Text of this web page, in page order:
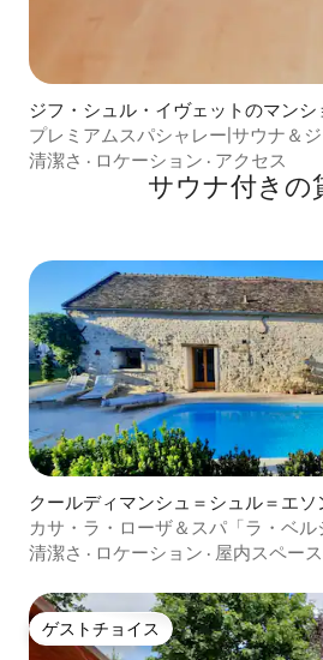
ジフ・シュル・イヴェットのマンシ
プレミアムスパシャレー|サウナ＆
清潔さ · ロケーション · アクセス
サウナ付きの
クールディマンシュ＝シュル＝エソ
家
カサ・ラ・ローザ＆スパ「ラ・ベル
清潔さ · ロケーション · 屋内スペース
ゲストチョイス
ゲストチョイス